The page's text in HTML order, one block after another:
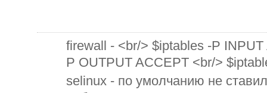
firewall - <br/> $iptables -P
P OUTPUT ACCEPT <br/>
selinux - по умолчанию не